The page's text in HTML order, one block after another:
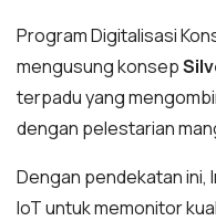
Program Digitalisasi
mengusung konsep
terpadu yang
dengan pelestarian
Dengan pendekatan
IoT untuk memonitor